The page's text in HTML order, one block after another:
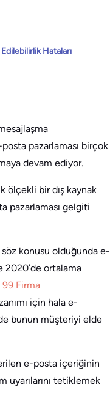
Hataları
pazarlaması birçok
devam ediyor.
ölçekli bir dış kaynak
pazarlaması gelgiti
söz konusu olduğunda e-
2020’de ortalama
99 Firma
için hala e-
bunun müşteriyi elde
e-posta içeriğinin
uyarılarını tetiklemek